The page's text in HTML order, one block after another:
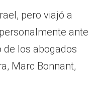
pero viajó a
ante
los abogados
Marc Bonnant,